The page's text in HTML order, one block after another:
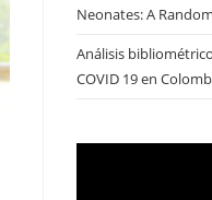
Neonates: A
Análisis
COVID 19 en